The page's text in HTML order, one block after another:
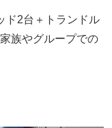
ド2台＋トランドル
族やグループでの